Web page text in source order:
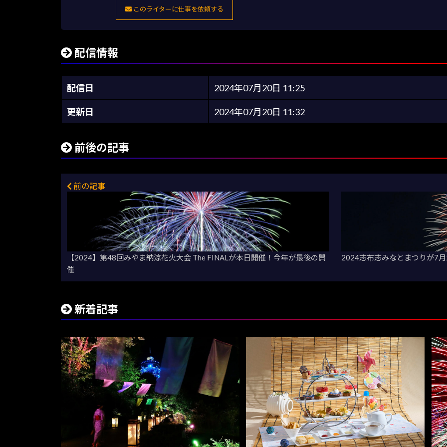
このライターに仕事を依頼する
配信情報
配信日 2024年07月20日 11:25
更新日 2024年07月20日 11:32
前後の記事
前の記事
【2024】第48回みやま納涼花火大会 The FINALが本日開催！今年が最後の開
催
2024志布志みなとまつりが7
新着記事